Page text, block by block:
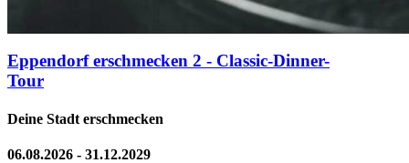
Eppendorf erschmecken 2 - Classic-Dinner-
Tour
Deine Stadt erschmecken
06.08.2026 - 31.12.2029